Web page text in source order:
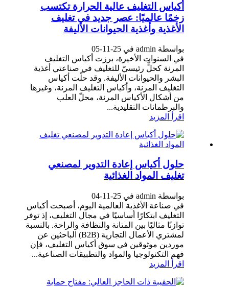
أكياس التغليف عالية الحرارة تكتسب
زخمًا عالميًا: عصر جديد في تغليف
الأغذية وأغذية الحيوانات الأليفة
بواسطة admin في 25-11-05
في السنوات الأخيرة، برزت أكياس التغليف
المرنة كحلٍّ رئيسيّ للتغليف في صناعتي أغذية
البشر والحيوانات الأليفة. وقد حلّت أكياس
التغليف المرنة، وأكياس التغليف المرنة، وغيرها
من أشكال الأكياس المرنة، محلّ العلب
والبرطمانات التقليدية...
اقرأ المزيد
حلول أكياس إعادة التدوير لمصنعي
تغليف المواد الغذائية
بواسطة admin في 25-11-04
في صناعة الأغذية العالمية اليوم، أصبحت أكياس
التغليف ابتكارًا أساسيًا في مجال التغليف، إذ توفر
توازنًا مثاليًا بين المتانة والنظافة والراحة. بالنسبة
لمشتري الأعمال التجارية (B2B) الباحثين عن
موردين موثوقين في سوق أكياس التغليف، فإن
فهم التكنولوجيا والمواد والتطبيقات الصناعية...
اقرأ المزيد